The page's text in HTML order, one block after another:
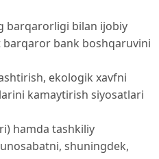
barqarorligi bilan ijobiy
bank boshqaruvini
ekologik xavfni
kamaytirish siyosatlari
hamda tashkiliy
shuningdek,